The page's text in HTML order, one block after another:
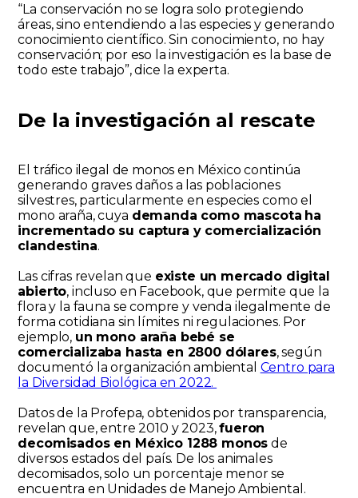
“La conservación no se logra solo protegiendo
áreas, sino entendiendo a las especies y generando
conocimiento científico. Sin conocimiento, no hay
conservación; por eso la investigación es la base de
todo este trabajo”, dice la experta.
De la investigación al rescate
El tráfico ilegal de monos en México continúa
generando graves daños a las poblaciones
silvestres, particularmente en especies como el
mono araña, cuya demanda como mascota ha
incrementado su captura y comercialización
clandestina.
Las cifras revelan que existe un mercado digital
abierto, incluso en Facebook, que permite que la
flora y la fauna se compre y venda ilegalmente de
forma cotidiana sin límites ni regulaciones. Por
ejemplo, un mono araña bebé se
comercializaba hasta en 2800 dólares, según
documentó la organización ambiental Centro para
la Diversidad Biológica en 2022.
Datos de la Profepa, obtenidos por transparencia,
revelan que, entre 2010 y 2023,fueron
decomisados en México 1288 monos de
diversos estados del país. De los animales
decomisados, solo un porcentaje menor se
encuentra en Unidades de Manejo Ambiental.